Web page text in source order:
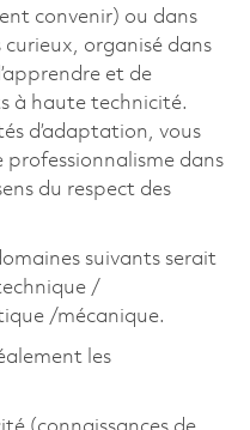
convenir) ou dans
organisé dans
et de
à haute technicité.
d’adaptation, vous
dans
du respect des
suivants serait
/
/mécanique.
les